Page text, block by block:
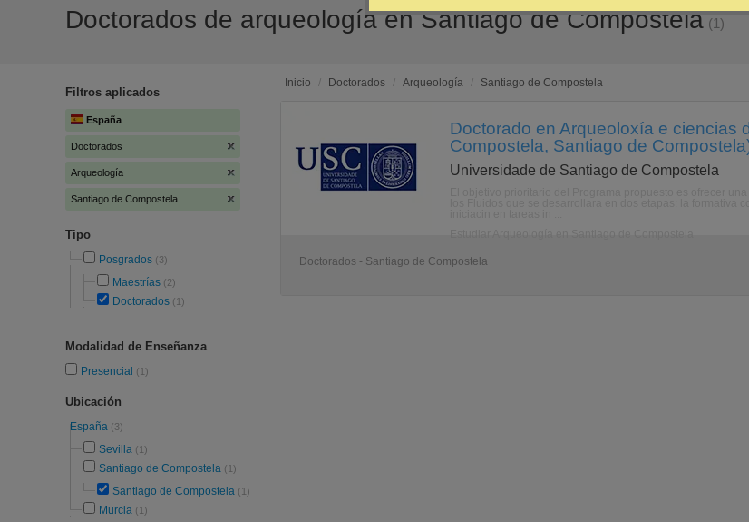
Doctorados de arqueología en Santiago de Compostela (1)
Filtros aplicados
España
Doctorados
Arqueología
Santiago de Compostela
Tipo
Posgrados (3)
Maestrías (2)
Doctorados (1)
Modalidad de Enseñanza
Presencial (1)
Ubicación
España (3)
Sevilla (1)
Santiago de Compostela (1)
Santiago de Compostela (1)
Murcia (1)
Inicio / Doctorados / Arqueología / Santiago de Compostela
Doctorado en Arqueoloxía e ciencias
Compostela, Santiago de
Universidade de Santiago de Compostela
Doctorados - Santiago de Compostela